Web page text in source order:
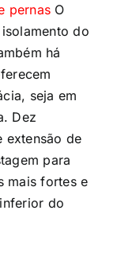
pernas O
do
há
seja em
Dez
extensão de
para
mais fortes e
do